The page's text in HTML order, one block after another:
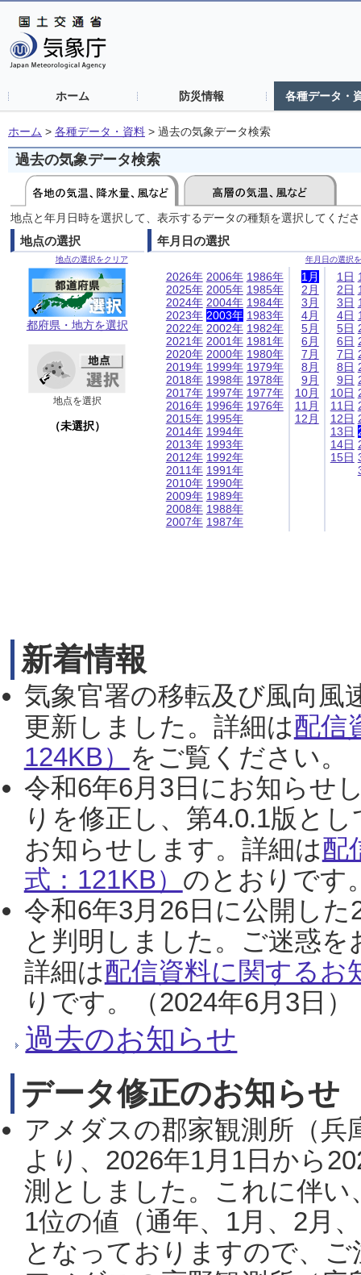
ホーム 防災情報 各種データ・
ホーム > 各種データ・資料 > 過去の気象データ検索
過去の気象データ検索
地点と年月日時を選択して、表示するデータの種類を選択してくだ
地点の選択
地点の選択をクリア
都府県・地方を選択
地点を選択
（未選択）
年月日の選択
年月日の選択
2026年
2025年
2024年
2023年
2022年
2021年
2020年
2019年
2018年
2017年
2016年
2015年
2014年
2013年
2012年
2011年
2010年
2009年
2008年
2007年
2006年
2005年
2004年
2003年
2002年
2001年
2000年
1999年
1998年
1997年
1996年
1995年
1994年
1993年
1992年
1991年
1990年
1989年
1988年
1987年
1986年
1985年
1984年
1983年
1982年
1981年
1980年
1979年
1978年
1977年
1976年
1月
2月
3月
4月
5月
6月
7月
8月
9月
10月
11月
12月
1日
2日
3日
4日
5日
6日
7日
8日
9日
10日
11日
12日
13日
14日
15日
新着情報
気象官署の移転及び風向風
更新しました。詳細は配信
124KB） をご覧ください。
令和6年6月3日にお知らせ
りを修正し、第4.0.1版と
お知らせします。詳細は配
式：121KB） のとおりです
令和6年3月26日に公開し
と判明しました。ご迷惑
詳細は配信資料に関するお
りです。（2024年6月3日）
過去のお知らせ
データ修正のお知らせ
アメダスの郡家観測所（
より、2026年1月1日から
測としました。これに伴い
1位の値（通年、1月、2月
となっておりますので、